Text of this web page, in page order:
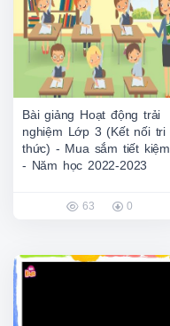
Bài giảng Hoạt động trải
nghiệm Lớp 3 (Kết nối tri
thức) - Mua sắm tiết kiệm
- Năm học 2022-2023
63 0